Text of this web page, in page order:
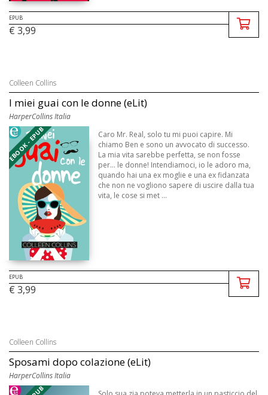
EPUB
€ 3,99
Colleen Collins
I miei guai con le donne (eLit)
HarperCollins Italia
EBOOK - EPUB
Caro Mr. Real, solo tu mi puoi capire. Mi
chiamo Ben e sono un avvocato di successo.
La mia vita sarebbe perfetta, se non fosse
per... le donne! Intendiamoci, io le adoro ma,
quando hai una ex moglie e una ex fidanzata
che non ne vogliono sapere di uscire dalla tua
vita, le cose si met ...
EPUB
€ 3,99
Colleen Collins
Sposami dopo colazione (eLit)
HarperCollins Italia